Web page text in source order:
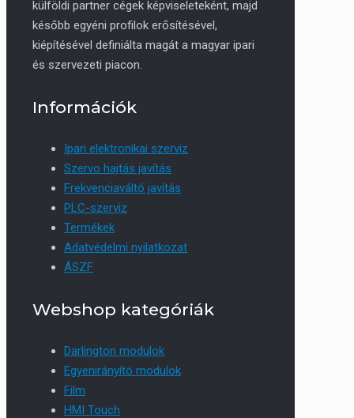
külföldi partner cégek képviseleteként, majd
később egyéni profilok erősítésével,
kiépítésével definiálta magát a magyar ipari
és szervezeti piacon.
Információk
Ipari elektronikai szerviz
Szervo hajtás javítás
Frekvenciaváltó javítás
PLC-szerviz
Termékek
Adatvédelmi nyilatkozat
ÁSZF
Webshop kategóriák
Darlington modulok
Egyenirányító modulok
Film
HMI Touch